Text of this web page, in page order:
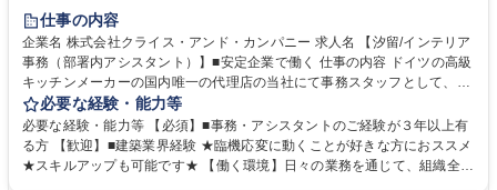
育休あり
完全週休2日制
駅近5分以内
土日祝休み
仕事の内容
企業名 株式会社クライス・アンド・カンパニー 求人名 【汐留/インテリア
事務（部署内アシスタント）】■安定企業で働く 仕事の内容 ドイツの高級
キッチンメーカーの国内唯一の代理店の当社にて事務スタッフとして、部
署内の事務業務全般をお任せいたします。 裁量を持って働いていただける
ため、スキルアップも可能です。 【部署内の事務業務全般】 ■サンプルの
仕分け・整理 ■電話応対 ■書類作成（会議資料、お客様宛請求書、支払書
類を取りまとめて経理へ提出等） ■ショールームアテンド・運営・予約業
必要な経験・能力等
必要な経験・能力等 【必須】■事務・アシスタントのご経験が３年以上有
る方 【歓迎】■建築業界経験 ★臨機応変に動くことが好きな方におススメ
★スキルアップも可能です★ 【働く環境】日々の業務を通じて、組織全体